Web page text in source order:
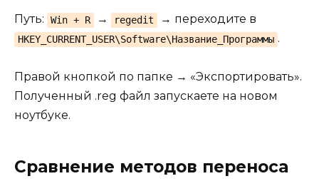
Путь: Win + R → regedit → переходите в
HKEY_CURRENT_USER\Software\Название_Программы .
Правой кнопкой по папке → «Экспортировать».
Полученный .reg файл запускаете на новом
ноутбуке.
Сравнение методов переноса